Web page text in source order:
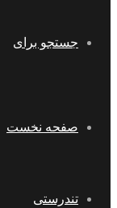
جستجو برای
صفحه نخست
تندرستی